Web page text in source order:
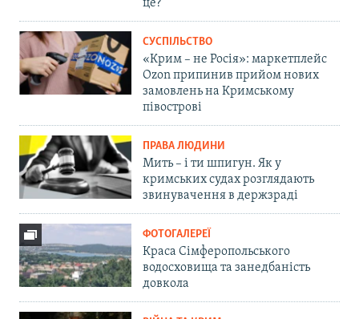
це?
СУСПІЛЬСТВО
«Крим – не Росія»: маркетплейс
Ozon припинив прийом нових
замовлень на Кримському
півострові
ПРАВА ЛЮДИНИ
Мить – і ти шпигун. Як у
кримських судах розглядають
звинувачення в держзраді
ФОТОГАЛЕРЕЇ
Краса Сімферопольського
водосховища та занедбаність
довкола